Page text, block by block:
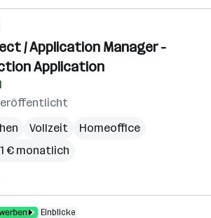
/ Application Manager -
Application
Vollzeit
Homeoffice
€ monatlich
Einblicke